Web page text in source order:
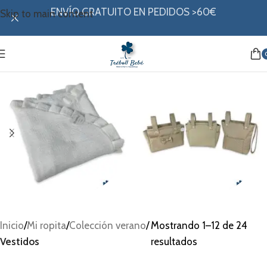
Skip to main contentENVÍO GRATUITO EN PEDIDOS >60€
Inicio/Mi ropita/Colección verano/
Vestidos
Mostrando 1–12 de 24
resultados